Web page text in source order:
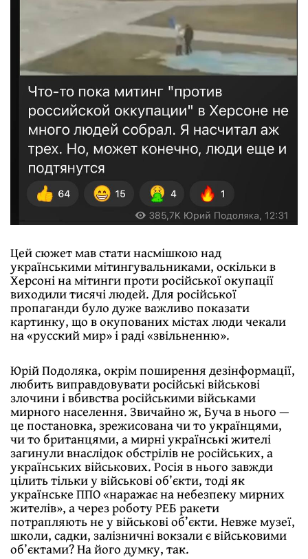
Цей сюжет мав стати насмішкою над
українськими мітингувальниками, оскільки в
Херсоні на мітинги проти російської окупації
виходили тисячі людей. Для російської
пропаганди було дуже важливо показати
картинку, що в окупованих містах люди чекали
на «русский мир» і раді «звільненню».
Юрій Подоляка, окрім поширення дезінформації,
любить виправдовувати російські військові
злочини і вбивства російськими військами
мирного населення. Звичайно ж, Буча в нього —
це постановка, зрежисована чи то українцями,
чи то британцями, а мирні українські жителі
загинули внаслідок обстрілів не російських, а
українських військових. Росія в нього завжди
цілить тільки у військові об’єкти, тоді як
українське ППО «наражає на небезпеку мирних
жителів», а через роботу РЕБ ракети
потрапляють не у військові об’єкти. Невже музеї,
школи, садки, залізничні вокзали є військовими
об’єктами? На його думку, так.